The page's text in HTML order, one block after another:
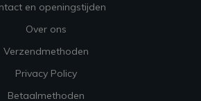
en openingstijden
Over ons
Verzendmethoden
Privacy Policy
Betaalmethoden